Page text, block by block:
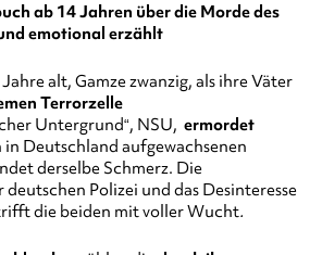
ab 14 Jahren über die Morde des
emotional erzählt
alt, Gamze zwanzig, als ihre Väter
Terrorzelle
Untergrund“, NSU, ermordet
Deutschland aufgewachsenen
derselbe Schmerz. Die
Polizei und das Desinteresse
die beiden mit voller Wucht.